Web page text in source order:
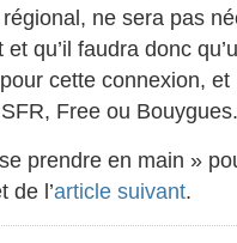
ne sera pas
qu’il faudra donc
cette connexion,
Free ou Bouygues.
prendre en main »
de l’article suivant.